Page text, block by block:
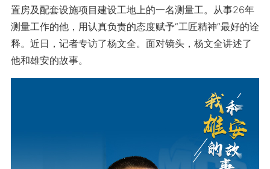
置房及配套设施项目建设工地上的一名测量工。从事26年
测量工作的他，用认真负责的态度赋予“工匠精神”最好的诠
释。近日，记者专访了杨文全。面对镜头，杨文全讲述了
他和雄安的故事。